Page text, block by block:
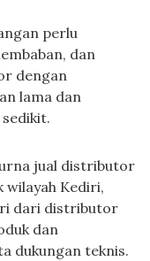
perlu
dan
dengan
lama dan
jual distributor
wilayah Kediri,
dari distributor
dan
dukungan teknis.